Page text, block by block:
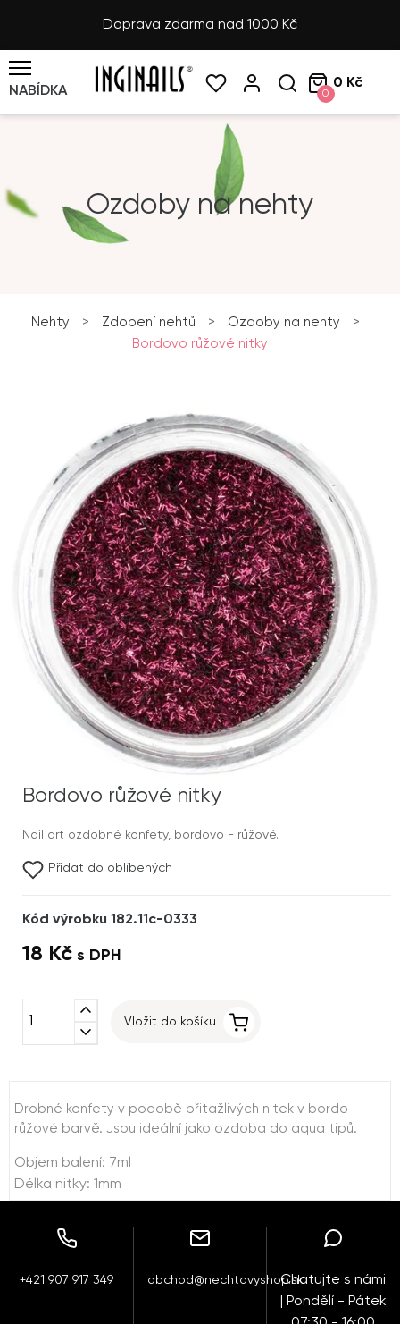
Doprava zdarma nad 1000 Kč
NABÍDKA 0
0 Kč
Ozdoby na nehty
Nehty > Zdobení nehtů > Ozdoby na nehty
>
Bordovo růžové nitky
Bordovo růžové nitky
Nail art ozdobné konfety, bordovo - růžové.
Přidat do oblíbených
Kód výrobku 182.11c-0333
18 Kč s DPH
expand_less
expand_more
Vložit do košíku
Drobné konfety v podobě přitažlivých nitek v bordo -
růžové barvě. Jsou ideální jako ozdoba do aqua tipů.
Objem balení: 7ml
Délka nitky: 1mm
+421 907 917 349 obchod@nechtovyshop.skChatujte s námi
| Pondělí - Pátek